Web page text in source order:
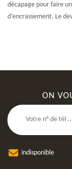
décapage pour faire
d’encrassement. Le
ON
indisponible